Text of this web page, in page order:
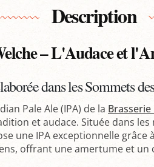
Description
– L'Audace et
dans les Sommets
Pale Ale (IPA) de la Brasserie
et audace. Située dans les
une IPA exceptionnelle grâce
offrant une amertume et un